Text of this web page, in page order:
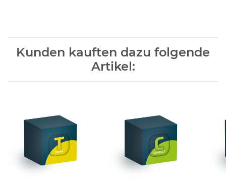
Kunden kauften dazu folgende
Artikel: